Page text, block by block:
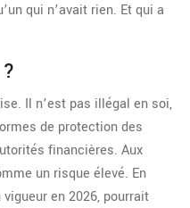
qui n’avait rien. Et qui a
Il n’est pas illégal en soi,
de protection des
financières. Aux
un risque élevé. En
en 2026, pourrait